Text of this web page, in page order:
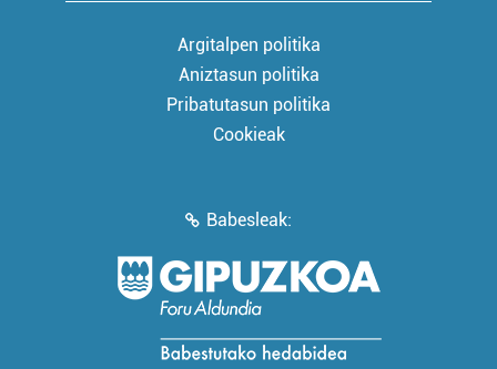
Argitalpen politika
Aniztasun politika
Pribatutasun politika
Cookieak
Babesleak: